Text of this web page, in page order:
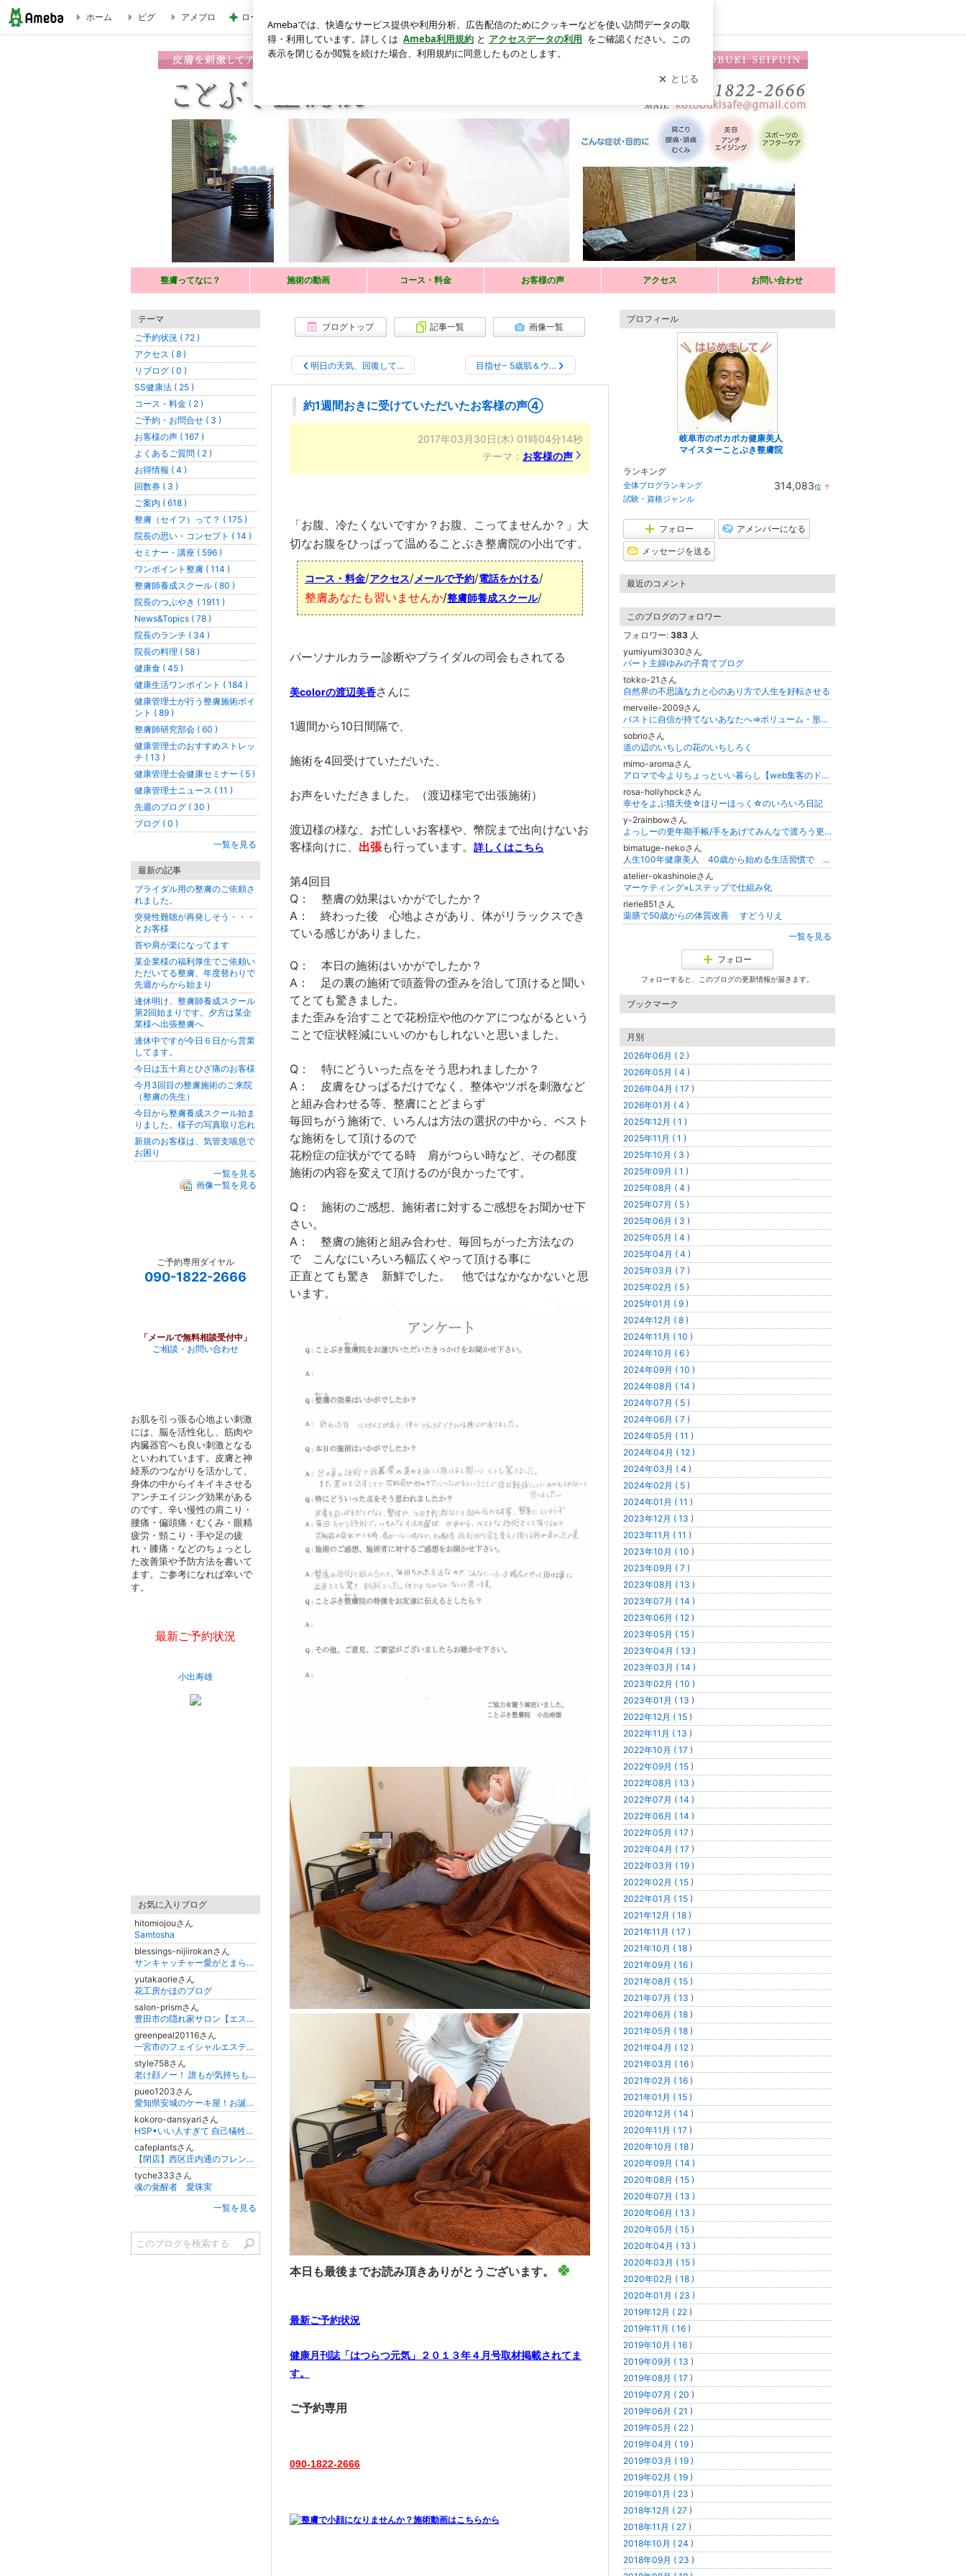
約1週間おきに受けていただいたお客様の声④ | 更年期による不快な症状でお困りのあなたを「整膚」の心地よい刺激で改善！お肌を引っ張ってポカポカ健康美人に
ホーム ピグ アメブロ ローソンの本格的なティラミス ログイン
辛い慢性の肩こり・腰痛・偏頭痛・むくみ・眼精疲労・手や足の疲れ・膝痛・不定愁訴などのちょっとした改善策や予防方法を書いてます。
ブログトップ 記事一覧 画像一覧
明日の天気、回復して… 目指せ− 5歳肌＆ウ…
約1週間おきに受けていただいたお客様の声④
2017年03月30日(木) 01時04分14秒
テーマ： お客様の声
「お腹、冷たくないですか？お腹、こってませんか？」大
切なお腹をひっぱって温めることぶき整膚院の小出です。
コース・料金/アクセス/メールで予約/電話をかける/
整膚あなたも習いませんか/整膚師養成スクール/
パーソナルカラー診断やブライダルの司会もされてる
美colorの渡辺美香さんに
1週間から10日間隔で、
施術を4回受けていただいた、
お声をいただきました。（渡辺様宅で出張施術）
渡辺様の様な、お忙しいお客様や、幣院まで出向けないお
客様向けに、 出張も行っています。 詳しくはこちら
第4回目
Q： 整膚の効果はいかがでしたか？
A： 終わった後 心地よさがあり、体がリラックスでき
ている感じがありました。
Q： 本日の施術はいかがでしたか？
A： 足の裏の施術で頭蓋骨の歪みを治して頂けると聞い
てとても驚きました。
また歪みを治すことで花粉症や他のケアにつながるという
ことで症状軽減にいいのかもしれないと思いました。
Q： 特にどういった点をそう思われましたか？
A： 皮膚をひっぱるだけでなく、整体やツボを刺激など
と組み合わせる等、整膚にとどまらず
毎回ちがう施術で、いろんは方法の選択の中から、ベスト
な施術をして頂けるので
花粉症の症状がでてる時 肩がつらい時など、その都度
施術の内容を変えて頂けるのが良かったです。
Q： 施術のご感想、施術者に対するご感想をお聞かせ下
さい。
A： 整膚の施術と組み合わせ、毎回ちがった方法なの
で こんなにいろいろ幅広くやって頂ける事に
正直とても驚き 新鮮でした。 他ではなかなかないと思
います。
本日も最後までお読み頂きありがとうございます。
最新ご予約状況
健康月刊誌「はつらつ元気」２０１３年４月号取材掲載されてま
す。
ご予約専用
090-1822-2666
プロフィール
岐阜市のポカポカ健康美人
マイスターことぶき整膚院
ランキング
全体ブログランキング 314,083位 ↑
試験・資格ジャンル
フォロー アメンバーになる
メッセージを送る
最近のコメント
このブログのフォロワー
フォロワー: 383 人
yumiyumi3030さん
パート主婦ゆみの子育てブログ
tokko-21さん
自然界の不思議な力と心のあり方で人生を好転させる
merveile-2009さん
バストに自信が持てないあなたへ⇒ボリューム・形を整えブラの隙間が埋まる！美乳と“自信”を手に入れる♡バストケア専門店
sobrioさん
道の辺のいちしの花のいちしろく
mimo-aromaさん
アロマで今よりちょっといい暮らし【web集客のドテラなら知人、ママ友、身内に内緒でできてノンストレス！楽しくできるMLMの本音】
rosa-hollyhockさん
幸せをよぶ猫天使☆ほりーほっく☆のいろいろ日記
y-2rainbowさん
よっしーの更年期手帳/手をあげてみんなで渡ろう更年期！
bimatuge-nekoさん
人生100年健康美人 40歳から始める生活習慣で 健康に美しく豊かになる秘訣を教えます
atelier-okashinoieさん
マーケティング×Lステップで仕組み化
rierie851さん
薬膳で50歳からの体質改善 すどうりえ
一覧を見る
フォロー
フォローすると、このブログの更新情報が届きます。
ブックマーク
月別
2026年06月 ( 2 )
2026年05月 ( 4 )
2026年04月 ( 17 )
2026年01月 ( 4 )
2025年12月 ( 1 )
2025年11月 ( 1 )
2025年10月 ( 3 )
2025年09月 ( 1 )
2025年08月 ( 4 )
2025年07月 ( 5 )
2025年06月 ( 3 )
2025年05月 ( 4 )
2025年04月 ( 4 )
2025年03月 ( 7 )
2025年02月 ( 5 )
2025年01月 ( 9 )
2024年12月 ( 8 )
2024年11月 ( 10 )
2024年10月 ( 6 )
2024年09月 ( 10 )
2024年08月 ( 14 )
2024年07月 ( 5 )
2024年06月 ( 7 )
2024年05月 ( 11 )
2024年04月 ( 12 )
2024年03月 ( 4 )
2024年02月 ( 5 )
2024年01月 ( 11 )
2023年12月 ( 13 )
2023年11月 ( 11 )
2023年10月 ( 10 )
2023年09月 ( 7 )
2023年08月 ( 13 )
2023年07月 ( 14 )
2023年06月 ( 12 )
2023年05月 ( 15 )
2023年04月 ( 13 )
2023年03月 ( 14 )
2023年02月 ( 10 )
2023年01月 ( 13 )
2022年12月 ( 15 )
2022年11月 ( 13 )
2022年10月 ( 17 )
2022年09月 ( 15 )
2022年08月 ( 13 )
2022年07月 ( 14 )
2022年06月 ( 14 )
2022年05月 ( 17 )
2022年04月 ( 17 )
2022年03月 ( 19 )
2022年02月 ( 15 )
2022年01月 ( 15 )
2021年12月 ( 18 )
2021年11月 ( 17 )
2021年10月 ( 18 )
2021年09月 ( 16 )
2021年08月 ( 15 )
2021年07月 ( 13 )
2021年06月 ( 18 )
2021年05月 ( 18 )
2021年04月 ( 12 )
2021年03月 ( 16 )
2021年02月 ( 16 )
2021年01月 ( 15 )
2020年12月 ( 14 )
2020年11月 ( 17 )
2020年10月 ( 18 )
2020年09月 ( 14 )
2020年08月 ( 15 )
2020年07月 ( 13 )
2020年06月 ( 13 )
2020年05月 ( 15 )
2020年04月 ( 13 )
2020年03月 ( 15 )
2020年02月 ( 18 )
2020年01月 ( 23 )
2019年12月 ( 22 )
2019年11月 ( 16 )
2019年10月 ( 16 )
2019年09月 ( 13 )
2019年08月 ( 17 )
2019年07月 ( 20 )
2019年06月 ( 21 )
2019年05月 ( 22 )
2019年04月 ( 19 )
2019年03月 ( 19 )
2019年02月 ( 19 )
2019年01月 ( 23 )
2018年12月 ( 27 )
2018年11月 ( 27 )
2018年10月 ( 24 )
2018年09月 ( 23 )
テーマ
ご予約状況 ( 72 )
アクセス ( 8 )
リブログ ( 0 )
SS健康法 ( 25 )
コース・料金 ( 2 )
ご予約・お問合せ ( 3 )
お客様の声 ( 167 )
よくあるご質問 ( 2 )
お得情報 ( 4 )
回数券 ( 3 )
ご案内 ( 618 )
整膚（セイフ）って？ ( 175 )
院長の思い・コンセプト ( 14 )
セミナー・講座 ( 596 )
ワンポイント整膚 ( 114 )
整膚師養成スクール ( 80 )
院長のつぶやき ( 1911 )
News&Topics ( 78 )
院長のランチ ( 34 )
院長の料理 ( 58 )
健康食 ( 45 )
健康生活ワンポイント ( 184 )
健康管理士が行う整膚施術ポイ
ント ( 89 )
整膚師研究部会 ( 60 )
健康管理士のおすすめストレッ
チ ( 13 )
健康管理士会健康セミナー ( 5 )
健康管理士ニュース ( 11 )
先週のブログ ( 30 )
ブログ ( 0 )
一覧を見る
最新の記事
ブライダル用の整膚のご依頼さ
れました。
突発性難聴が再発しそう・・・
とお客様
首や肩が楽になってます
某企業様の福利厚生でご依頼い
ただいてる整膚、年度替わりで
先週からから始まり
連休明け、整膚師養成スクール
第2回始まりです。夕方は某企
業様へ出張整膚へ
連休中ですが今日６日から営業
してます。
今日は五十肩とひざ痛のお客様
今月3回目の整膚施術のご来院
（整膚の先生）
今日から整膚養成スクール始ま
りました。様子の写真取り忘れ
新規のお客様は、気管支喘息で
お困り
一覧を見る
画像一覧を見る
整膚ってなに？ 施術の動画 コース・料金 お客様の声 アクセス お問い合わせ
ご予約専用ダイヤル
090-1822-2666
「メールで無料相談受付中」
ご相談・お問い合わせ
お肌を引っ張る心地よい刺激
には、脳を活性化し、筋肉や
内臓器官へも良い刺激となる
といわれています。皮膚と神
経系のつながりを活かして、
身体の中からイキイキさせる
アンチエイジング効果がある
のです。辛い慢性の肩こり・
腰痛・偏頭痛・むくみ・眼精
疲労・頸こり・手や足の疲
れ・膝痛・などのちょっとし
た改善策や予防方法を書いて
ます。ご参考になれば幸いで
す。
最新ご予約状況
小出寿雄
お気に入りブログ
hitomiojouさん
Samtosha
blessings-nijiirokanさん
サンキャッチャー愛がとまらない♡にじいろかんの日々彩綴
yutakaorieさん
花工房かほのブログ
salon-prismさん
豊田市の隠れ家サロン【エステ.LaMaRiA】グリーンピールで美肌再生☆原田
greenpeal20116さん
一宮市のフェイシャルエステ「ルミナス」ならシミ・しわ・タルミ・ニキビ・赤ら顔も短期間で解消！美肌が定着グリーンピール受賞店
style758さん
老け顔ノー！ 誰もが気持ちも若々しく、老け顔対策「ほうれい線」
pueo1203さん
愛知県安城のケーキ屋！お誕生日ケーキ・マカロンがオススメ
kokoro-dansyariさん
HSP•いい人すぎて 自己犠牲から逃れられない人のための…
cafeplantsさん
【閉店】西区庄内通のフレンチトースト専門店アメイロカフェ
tyche333さん
魂の覚醒者 愛珠実
一覧を見る